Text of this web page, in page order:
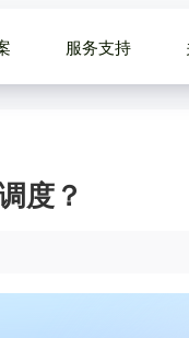
服务支持
度？